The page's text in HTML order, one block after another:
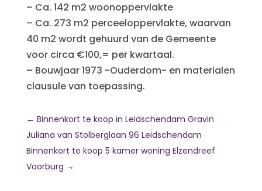
– Ca. 142 m2 woonoppervlakte
– Ca. 273 m2 perceeloppervlakte, waarvan
40 m2 wordt gehuurd van de Gemeente
voor circa €100,= per kwartaal.
– Bouwjaar 1973 -Ouderdom- en materialen
clausule van toepassing.
← Binnenkort te koop in Leidschendam Gravin
Juliana van Stolberglaan 96 Leidschendam
Binnenkort te koop 5 kamer woning Elzendreef
Voorburg →